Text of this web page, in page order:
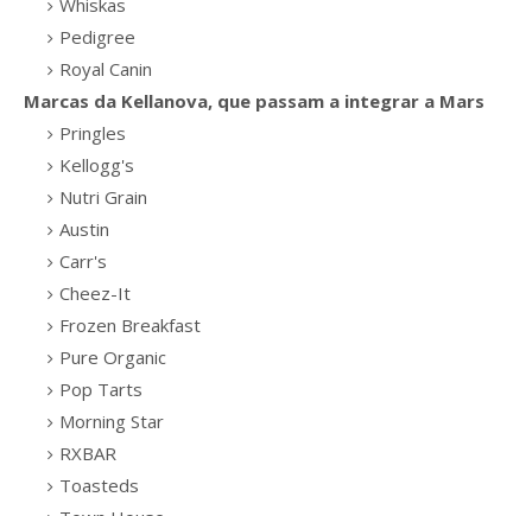
Whiskas
Pedigree
Royal Canin
Marcas da Kellanova, que passam a integrar a Mars
Pringles
Kellogg's
Nutri Grain
Austin
Carr's
Cheez-It
Frozen Breakfast
Pure Organic
Pop Tarts
Morning Star
RXBAR
Toasteds